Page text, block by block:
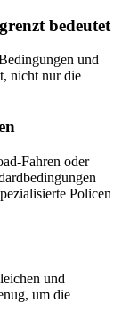
bedeutet
und
nicht nur die
Fahren oder
Policen
und
um die